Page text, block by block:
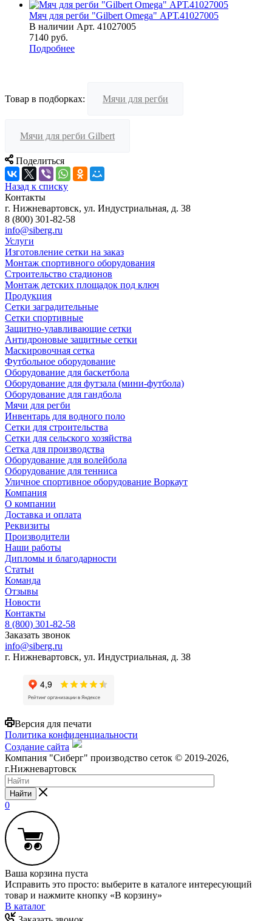
Мяч для регби "Gilbert Omega" АРТ.41027005
В наличии Арт. 41027005
7140 руб.
Подробнее
Товар в подборках: Мячи для регби
Мячи для регби Gilbert
Поделиться
Назад к списку
Контакты
г. Нижневартовск, ул. Индустриальная, д. 38
8 (800) 301-82-58
info@siberg.ru
Услуги
Изготовление сетки на заказ
Монтаж спортивного оборудования
Строительство стадионов
Монтаж детских площадок под ключ
Продукция
Сетки заградительные
Сетки спортивные
Защитно-улавливающие сетки
Антидроновые защитные сетки
Маскировочная сетка
Футбольное оборудование
Оборудование для баскетбола
Оборудование для футзала (мини-футбола)
Оборудование для гандбола
Мячи для регби
Инвентарь для водного поло
Сетки для строительства
Сетки для сельского хозяйства
Сетка для производства
Оборудование для волейбола
Оборудование для тенниса
Уличное спортивное оборудование Воркаут
Компания
О компании
Доставка и оплата
Реквизиты
Производители
Наши работы
Дипломы и благодарности
Статьи
Команда
Отзывы
Новости
Контакты
8 (800) 301-82-58
Заказать звонок
info@siberg.ru
г. Нижневартовск, ул. Индустриальная, д. 38
Версия для печати
Политика конфиденциальности
Создание сайта
Компания "Сиберг" производство сеток © 2019-2026,
г.Нижневартовск
Найти
0
Ваша корзина пуста
Исправить это просто: выберите в каталоге интересующий
товар и нажмите кнопку «В корзину»
В каталог